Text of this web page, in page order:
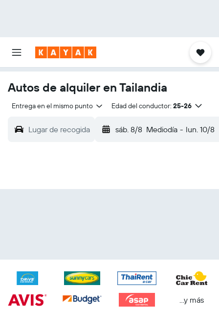
Autos de alquiler en Tailandia
Entrega en el mismo punto Edad del conductor: 25-26
Lugar de recogida sáb. 8/8 Mediodía - lun. 10/8
...y más